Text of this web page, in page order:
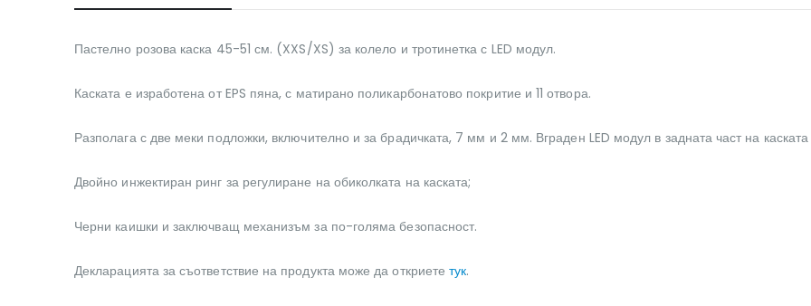
Пастелно розова каска 45-51 см. (XXS/XS) за колело и тротинетка с LED модул.
Каската е изработена от EPS пяна, с матирано поликарбонатово покритие и 11 отвора.
Разполага с две меки подложки, включително и за брадичката, 7 мм и 2 мм. Вграден LED модул в задната част на
Двойно инжектиран ринг за регулиране на обиколката на каската;
Черни каишки и заключващ механизъм за по-голяма безопасност.
Декларацията за съответствие на продукта може да откриететук.